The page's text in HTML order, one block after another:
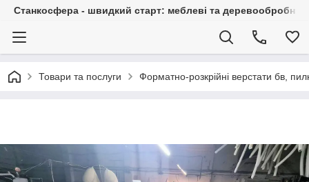
Станкосфера - швидкий старт: меблеві та деревообробні
Товари та послуги Форматно-розкрійні верстати бв,